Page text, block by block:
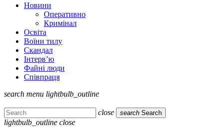
Новини
Оперативно
Кримінал
Освіта
Воїни тилу
Скандал
Інтерв’ю
Файні люди
Співпраця
search menu lightbulb_outline
close search Search
lightbulb_outline close